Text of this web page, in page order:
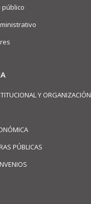
Y ORGANIZACIÓN
PÚBLICAS